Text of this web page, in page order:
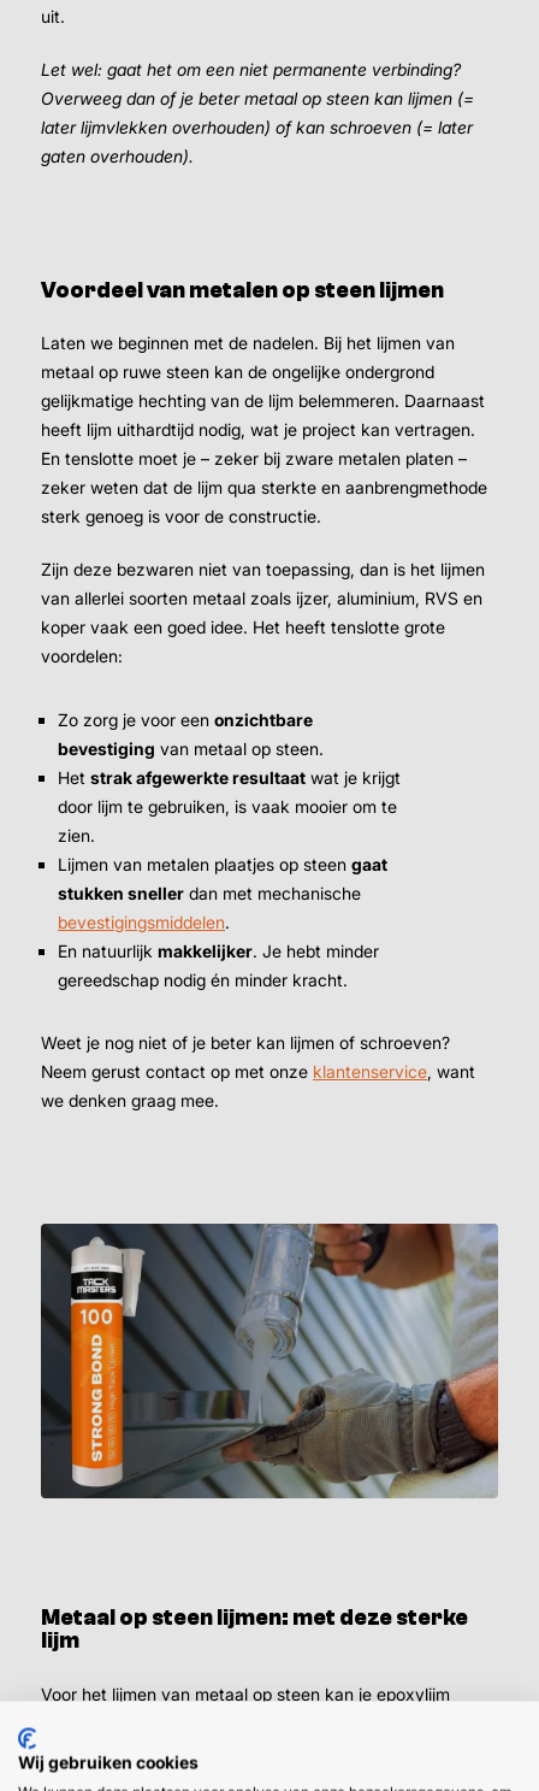
uit.
Let wel: gaat het om een niet permanente verbinding?
Overweeg dan of je beter metaal op steen kan lijmen (=
later lijmvlekken overhouden) of kan schroeven (= later
gaten overhouden).
Voordeel van metalen op steen lijmen
Laten we beginnen met de nadelen. Bij het lijmen van
metaal op ruwe steen kan de ongelijke ondergrond
gelijkmatige hechting van de lijm belemmeren. Daarnaast
heeft lijm uithardtijd nodig, wat je project kan vertragen.
En tenslotte moet je – zeker bij zware metalen platen –
zeker weten dat de lijm qua sterkte en aanbrengmethode
sterk genoeg is voor de constructie.
Zijn deze bezwaren niet van toepassing, dan is het lijmen
van allerlei soorten metaal zoals ijzer, aluminium, RVS en
koper vaak een goed idee. Het heeft tenslotte grote
voordelen:
Zo zorg je voor eenonzichtbare
bevestiging van metaal op steen.
Hetstrak afgewerkte resultaat wat je krijgt
door lijm te gebruiken, is vaak mooier om te
zien.
Lijmen van metalen plaatjes op steengaat
stukken sneller dan met mechanische
bevestigingsmiddelen.
En natuurlijkmakkelijker. Je hebt minder
gereedschap nodig én minder kracht.
Weet je nog niet of je beter kan lijmen of schroeven?
Neem gerust contact op met onze klantenservice, want
we denken graag mee.
Metaal op steen lijmen: met deze sterke
lijm
Voor het lijmen van metaal op steen kan je epoxylijm
zijn dat dit type lijm lastiger verwerkbaar is, slechter tegen
Wij gebruiken cookies